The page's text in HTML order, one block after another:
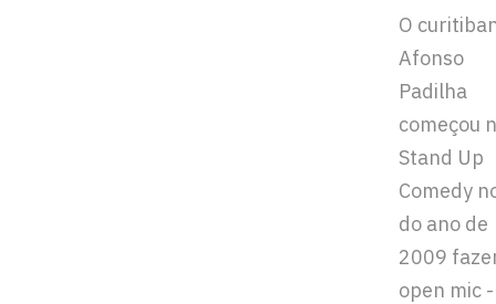
O
Afonso
Padilha
começou
Stand Up
Comedy
do ano de
2009
open mic -